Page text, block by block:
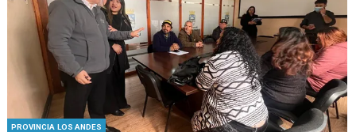
PROVINCIA LOS ANDES